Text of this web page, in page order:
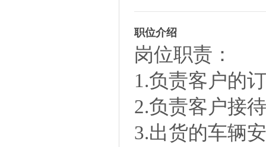
职位介绍
岗位职责：
1.负责客户的
2.负责客户接
3.出货的车辆